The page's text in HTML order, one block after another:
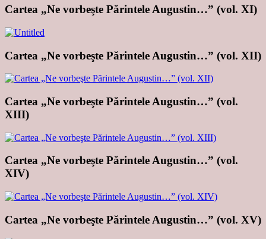
Cartea „Ne vorbeşte Părintele Augustin…” (vol. XI)
Cartea „Ne vorbeşte Părintele Augustin…” (vol. XII)
Cartea „Ne vorbeşte Părintele Augustin…” (vol.
XIII)
Cartea „Ne vorbeşte Părintele Augustin…” (vol.
XIV)
Cartea „Ne vorbeşte Părintele Augustin…” (vol. XV)